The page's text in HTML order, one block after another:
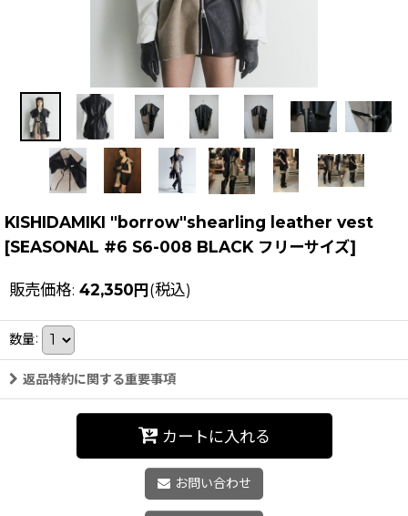
KISHIDAMIKI "borrow"shearling leather vest
[SEASONAL #6 S6-008 BLACK フリーサイズ]
販売価格: 42,350円(税込)
数量:
返品特約に関する重要事項
カートに入れる
お問い合わせ